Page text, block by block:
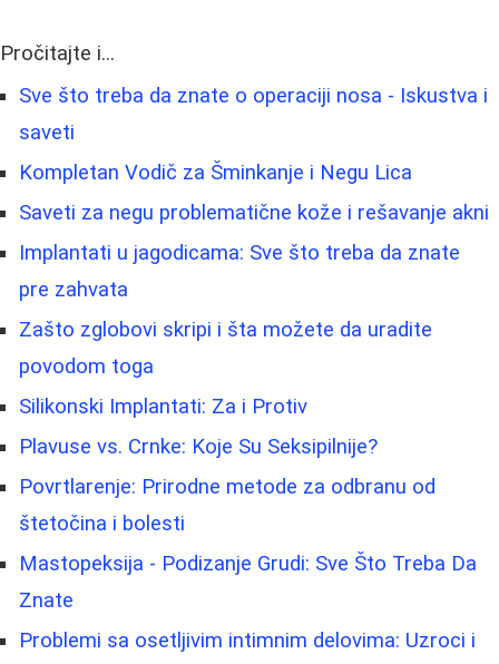
Pročitajte i...
Sve što treba da znate o operaciji nosa - Iskustva i
saveti
Kompletan Vodič za Šminkanje i Negu Lica
Saveti za negu problematične kože i rešavanje akni
Implantati u jagodicama: Sve što treba da znate
pre zahvata
Zašto zglobovi skripi i šta možete da uradite
povodom toga
Silikonski Implantati: Za i Protiv
Plavuse vs. Crnke: Koje Su Seksipilnije?
Povrtlarenje: Prirodne metode za odbranu od
štetočina i bolesti
Mastopeksija - Podizanje Grudi: Sve Što Treba Da
Znate
Problemi sa osetljivim intimnim delovima: Uzroci i